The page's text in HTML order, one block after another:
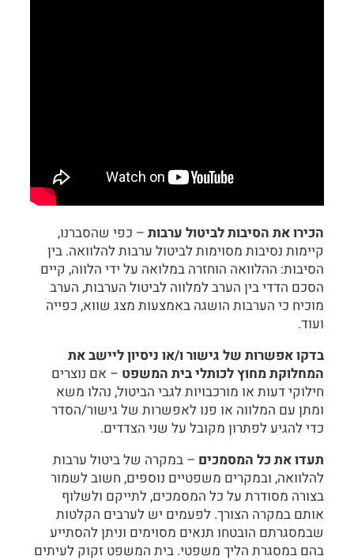
הכירו את הסיבות לביטול ערבות – כפי שהסברנו,
קיימות נסיבות מסוימות לביטול ערבות להלוואה. בין
הסיבות: ההלוואה הוחזרה במלואה על ידי הלווה, קיים
הסכם הדדי בין הערב למלווה לביטול הערבות, הערב
מוכיח כי הערבות הושגה באמצעות מצג שווא, כפייה
ועוד.
בדקו אפשרות של גישור ו/או ניסיון ליישב את
המחלוקת מחוץ לכותלי בית המשפט – אם נוצרים
חילוקי דעות או מורכבויות לגבי הביטול, נהלו משא
ומתן עם המלווה או פנו לאפשרות של גישור/הסדר
כדי להגיע לפתרון מקובל על שני הצדדים.
תעדו את כל המסמכים – במקרה של ביטול ערבות
להלוואה, ובמקרים משפטיים נוספים, חשוב לשמור
בצורה מסודרת על כל המסמכים, לתייקם ולשלוף
אותם במקרה הצורך. לפעמים יש לערבים הקלטות
שבמסגרתם הובטחו תנאים מסוימים וניתן להסתייע
בהם במסגרת הליך משפטי. בית המשפט זקוק לעיתים